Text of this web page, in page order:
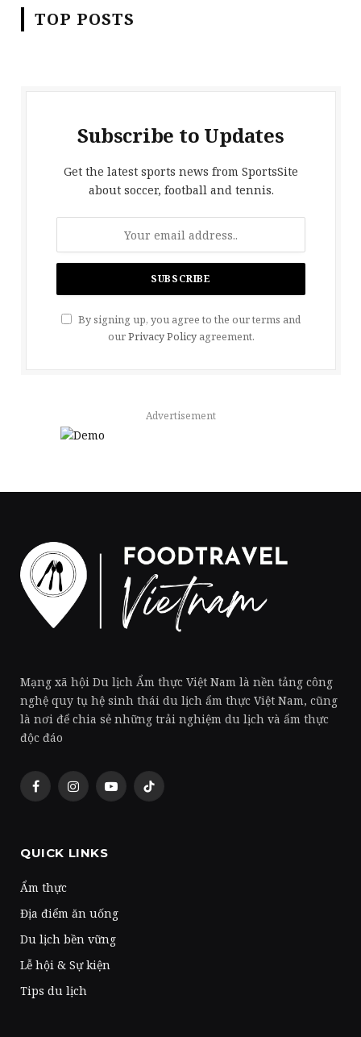
TOP POSTS
Subscribe to Updates
Get the latest sports news from SportsSite
about soccer, football and tennis.
By signing up, you agree to the our terms and
ourPrivacy Policyagreement.
Advertisement
Mạng xã hội Du lịch Ẩm thực Việt Nam là nền tảng công
nghệ quy tụ hệ sinh thái du lịch ẩm thực Việt Nam, cũng
là nơi để chia sẻ những trải nghiệm du lịch và ẩm thực
độc đáo
FacebookInstagramYouTubeTikTok
QUICK LINKS
Ẩm thực
Địa điểm ăn uống
Du lịch bền vững
Lễ hội & Sự kiện
Tips du lịch